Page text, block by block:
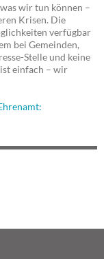
wir tun können –
Krisen. Die
verfügbar
bei Gemeinden,
Stelle und keine
einfach – wir